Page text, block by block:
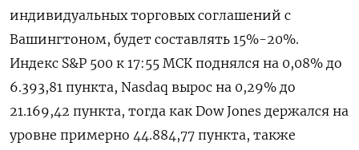
индивидуальных торговых соглашений с
Вашингтоном, будет составлять 15%-20%.
Индекс S&P 500 к 17:55 МСК поднялся на 0,08% до
6.393,81​ пункта, Nasdaq вырос на 0,29% до
21.169,42 пункта, тогда как Dow Jones держался на
уровне примерно 44.884,77 пункта, также